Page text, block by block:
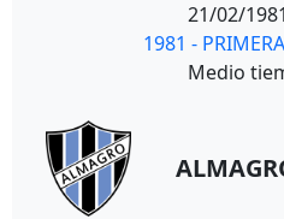
21/02/1981
1981 -
Medio